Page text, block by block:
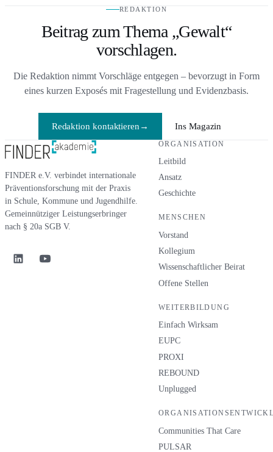
gewaltloser Widerstand als Antwort
auf elterliche Hilflosigkeit. Wie
Kinderärzte Familien in
pädagogischen Krisen stärken
REDAKTION
Beitrag zum Thema „Gewalt“
vorschlagen.
Die Redaktion nimmt Vorschläge entgegen – bevorzugt in Form
eines kurzen Exposés mit Fragestellung und Evidenzbasis.
Redaktion kontaktieren → Ins Magazin
FINDER e.V. verbindet internationale
Präventionsforschung mit der Praxis
in Schule, Kommune und Jugendhilfe.
Gemeinnütziger Leistungserbringer
nach § 20a SGB V.
ORGANISATION
Leitbild
Ansatz
Geschichte
MENSCHEN
Vorstand
Kollegium
Wissenschaftlicher Beirat
Offene Stellen
WEITERBILDUNG
Einfach Wirksam
EUPC
PROXI
REBOUND
Unplugged
Communities That Care
PULSAR